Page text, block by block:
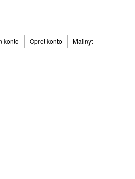
konto Opret konto Mailnyt